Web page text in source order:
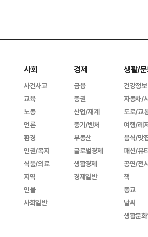
사회
사건사고
교육
노동
언론
환경
인권/복지
식품/의료
지역
인물
사회일반
경제
금융
증권
산업/재계
중기/벤처
부동산
글로벌경제
생활경제
경제일반
생활/
건강정보
자동차/
도로/교
여행/레
음식/맛
패션/뷰
공연/전
책
종교
날씨
생활문